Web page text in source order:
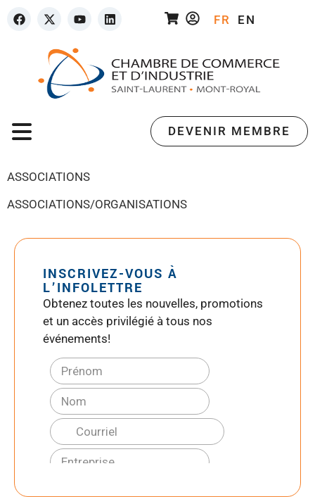
FR EN
DEVENIR MEMBRE
ASSOCIATIONS
ASSOCIATIONS/ORGANISATIONS
INSCRIVEZ-VOUS À
L’INFOLETTRE
Obtenez toutes les nouvelles, promotions
et un accès privilégié à tous nos
événements!